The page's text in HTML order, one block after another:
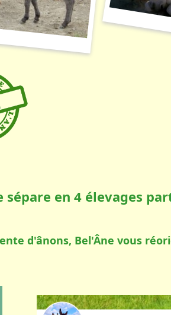
sépare en 4 élevages
d'ânons, Bel'Âne vous